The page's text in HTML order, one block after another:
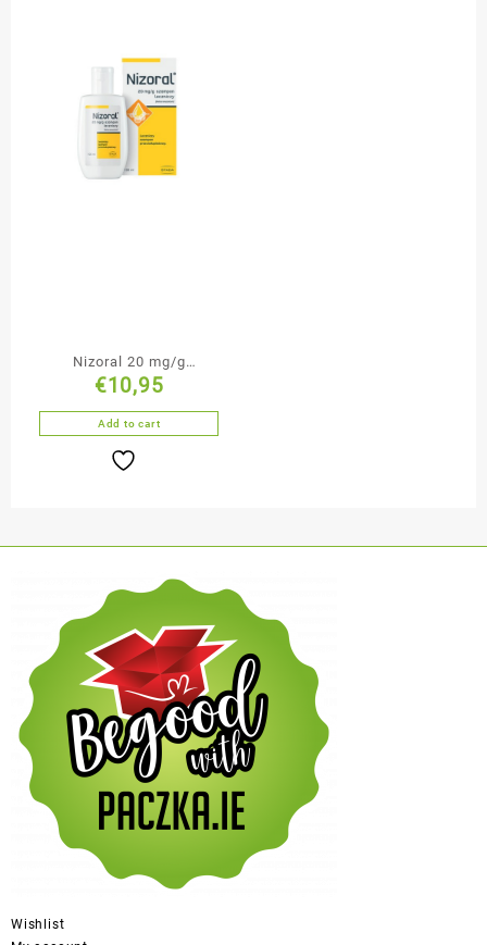
Nizoral 20 mg/g
szampon leczniczy 100
ml
€10,95
Add to cart
Wishlist